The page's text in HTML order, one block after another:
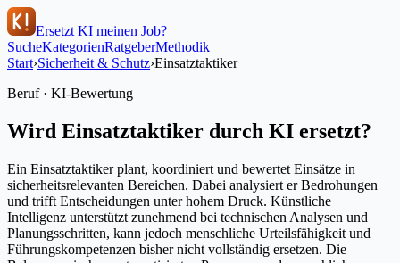
Ersetzt KI meinen Job?
SucheKategorienRatgeberMethodik
Start›Sicherheit & Schutz›Einsatztaktiker
Beruf · KI-Bewertung
Wird Einsatztaktiker durch KI ersetzt?
Ein Einsatztaktiker plant, koordiniert und bewertet Einsätze in
sicherheitsrelevanten Bereichen. Dabei analysiert er Bedrohungen
und trifft Entscheidungen unter hohem Druck. Künstliche
Intelligenz unterstützt zunehmend bei technischen Analysen und
Planungsschritten, kann jedoch menschliche Urteilsfähigkeit und
Führungskompetenzen bisher nicht vollständig ersetzen. Die